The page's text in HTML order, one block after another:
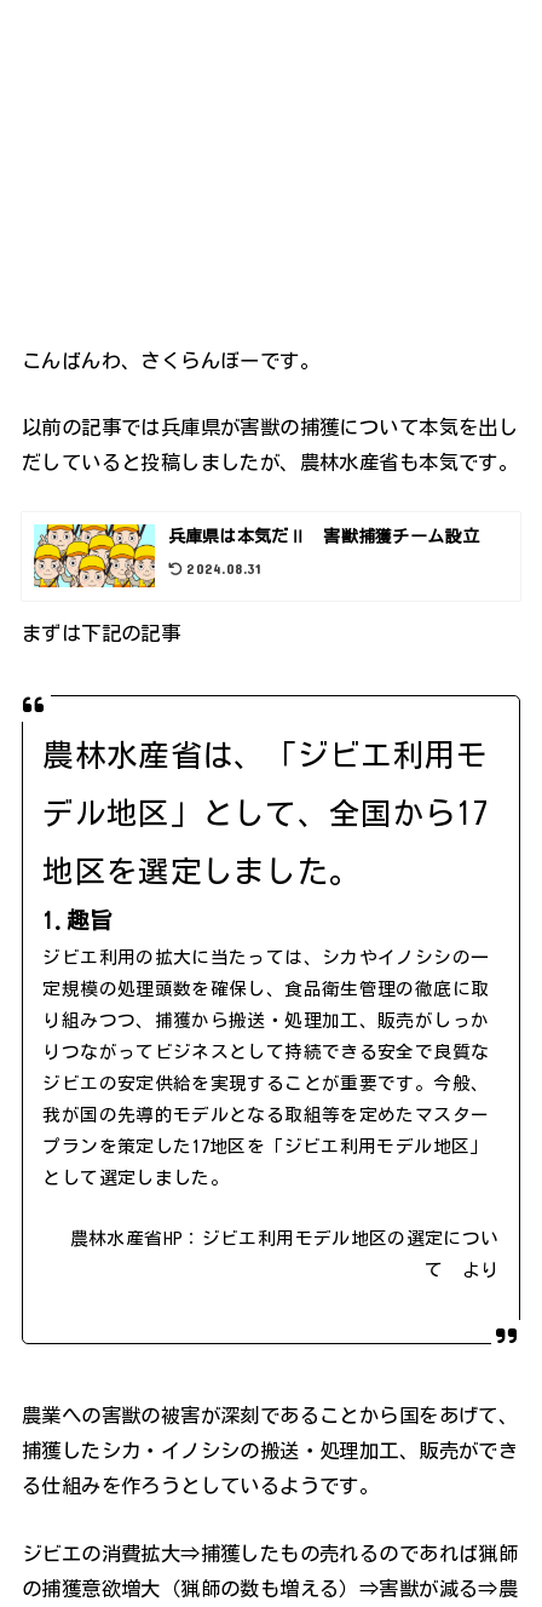
こんばんわ、さくらんぼーです。
以前の記事では兵庫県が害獣の捕獲について本気を出し
だしていると投稿しましたが、農林水産省も本気です。
兵庫県は本気だⅡ 害獣捕獲チーム設立
2024.08.31
まずは下記の記事
農林水産省は、「ジビエ利用モ
デル地区」として、全国から17
地区を選定しました。
1.趣旨
ジビエ利用の拡大に当たっては、シカやイノシシの一
定規模の処理頭数を確保し、食品衛生管理の徹底に取
り組みつつ、捕獲から搬送・処理加工、販売がしっか
りつながってビジネスとして持続できる安全で良質な
ジビエの安定供給を実現することが重要です。今般、
我が国の先導的モデルとなる取組等を定めたマスター
プランを策定した17地区を「ジビエ利用モデル地区」
として選定しました。
農林水産省HP：ジビエ利用モデル地区の選定につい
て より
農業への害獣の被害が深刻であることから国をあげて、
捕獲したシカ・イノシシの搬送・処理加工、販売ができ
る仕組みを作ろうとしているようです。
ジビエの消費拡大⇒捕獲したもの売れるのであれば猟師
の捕獲意欲増大（猟師の数も増える）⇒害獣が減る⇒農